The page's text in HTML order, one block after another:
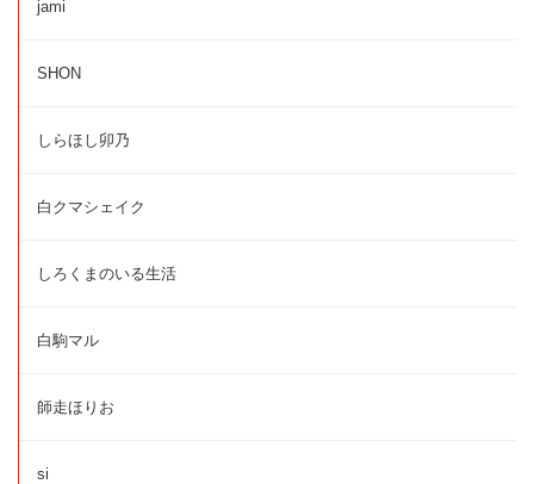
jami
SHON
しらほし卯乃
白クマシェイク
しろくまのいる生活
白駒マル
師走ほりお
si